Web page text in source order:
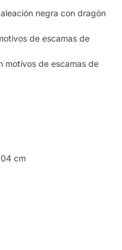
negra con dragón
de escamas de
motivos de escamas de
cm